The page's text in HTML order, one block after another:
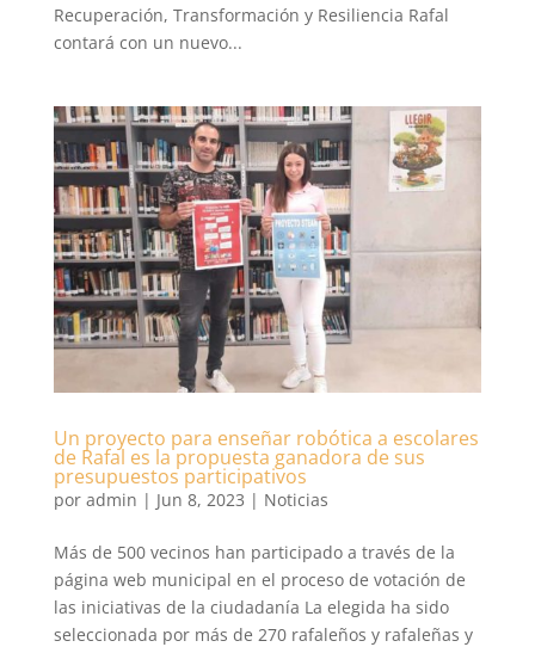
Recuperación, Transformación y Resiliencia Rafal
contará con un nuevo...
Un proyecto para enseñar robótica a escolares
de Rafal es la propuesta ganadora de sus
presupuestos participativos
por admin | Jun 8, 2023 | Noticias
Más de 500 vecinos han participado a través de la
página web municipal en el proceso de votación de
las iniciativas de la ciudadanía La elegida ha sido
seleccionada por más de 270 rafaleños y rafaleñas y